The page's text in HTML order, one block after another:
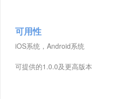
可用性
iOS系统，Android系统
可提供的1.0.0及更高版本